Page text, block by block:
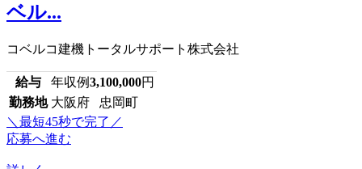
ベル...
コベルコ建機トータルサポート株式会社
給与 年収例3,100,000円
勤務地 大阪府 忠岡町
＼最短45秒で完了／
応募へ進む